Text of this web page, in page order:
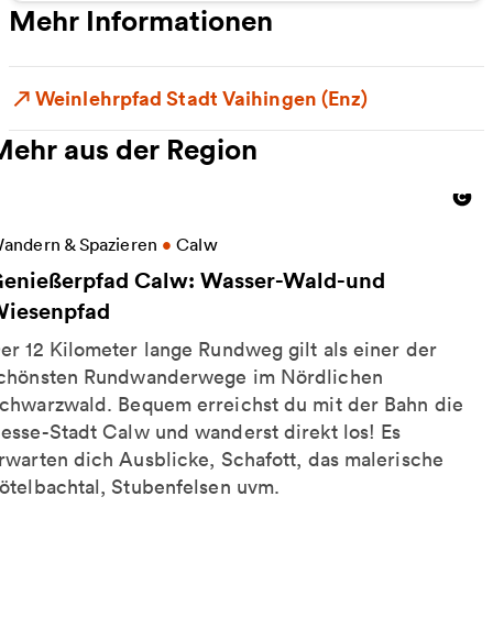
Mehr Informationen
Weinlehrpfad Stadt Vaihingen (Enz)
aus der Region
& Spazieren • Calw
Calw: Wasser-Wald-und
12 Kilometer lange Rundweg gilt als einer der
Rundwanderwege im Nördlichen
Bequem erreichst du mit der Bahn die
Stadt Calw und wanderst direkt los! Es
dich Ausblicke, Schafott, das malerische
Stubenfelsen uvm.
Informationen zu Genießerpfad Calw: